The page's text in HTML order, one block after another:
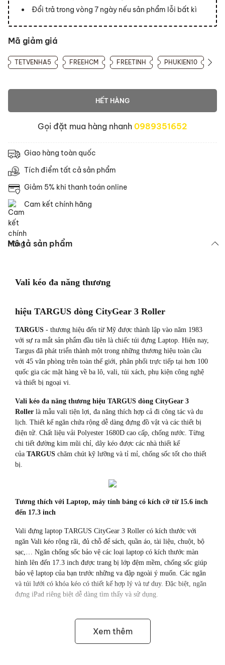
Đổi trả trong vòng 7 ngày nếu sản phẩm lỗi bất kì
Mã giảm giá
TETVENHA5 FREEHCM FREETINH PHUKIEN10
HẾT HÀNG
Gọi đặt mua hàng nhanh 0989351652
Giao hàng toàn quốc
Tích điểm tất cả sản phẩm
Giảm 5% khi thanh toán online
Cam kết chính hãng
Mô tả sản phẩm
Vali kéo đa năng thương
hiệu TARGUS dòng CityGear 3 Roller
TARGUS - thương hiệu đến từ Mỹ được thành lập vào năm 1983
với sự ra mắt sản phẩm đầu tiên là chiếc túi đựng Laptop. Hiện nay,
Targus đã phát triển thành một trong những thương hiệu toàn cầu
với 45 văn phòng trên toàn thế giới, phân phối trực tiếp tại hơn 100
quốc gia các mặt hàng về ba lô, vali, túi xách, phụ kiện công nghệ
và thiết bị ngoại vi.
Vali kéo đa năng thương hiệu TARGUS dòng CityGear 3
Roller là mẫu vali tiện lợi, đa năng thích hợp cả đi công tác và du
lịch. Thiết kế ngăn chứa rộng dễ dàng đựng đồ vật và các thiết bị
điện tử. Chất liệu vải Polyester 1680D cao cấp, chống nước. Từng
chi tiết đường kim mũi chỉ, dây kéo được các nhà thiết kế
của TARGUS chăm chút kỹ lưỡng và tỉ mỉ, chống sốc tốt cho thiết
bị.
Tương thích với Laptop, máy tính bảng có kích cỡ từ 15.6 inch
đến 17.3 inch
Vali đựng laptop TARGUS CityGear 3 Roller có kích thước với
ngăn Vali kéo rộng rãi, đủ chỗ để sách, quần áo, tài liệu, chuột, bộ
sạc,… Ngăn chống sốc bảo vệ các loại laptop có kích thước màn
hình lên đến 17.3 inch được trang bị lớp đệm mềm, chống sốc giúp
bảo vệ laptop của bạn trước những va đập ngoài ý muốn. Các ngăn
và túi lưới có khóa kéo có thiết kế hợp lý và tư duy. Đặc biệt, ngăn
đựng iPad riêng biệt dễ dàng tìm thấy và sử dụng.
Chất liệu Polyester 1680D chống thấm nước, đường chỉ tỉ mỉ,
Xem thêm